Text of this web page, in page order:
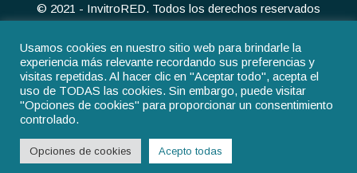
© 2021 - InvitroRED. Todos los derechos reservados
Aviso legal
Política de privacidad
Usamos cookies en nuestro sitio web para brindarle la
experiencia más relevante recordando sus preferencias y
visitas repetidas. Al hacer clic en "Aceptar todo", acepta el
uso de TODAS las cookies. Sin embargo, puede visitar
"Opciones de cookies" para proporcionar un consentimiento
controlado.
Opciones de cookies Acepto todas